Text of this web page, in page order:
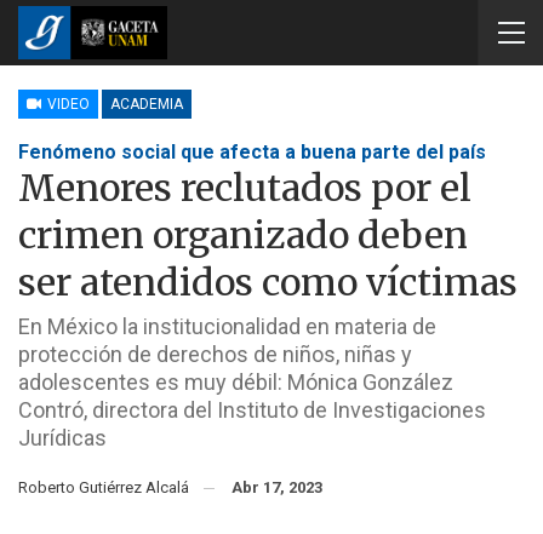
VIDEO ACADEMIA
Fenómeno social que afecta a buena parte del país
Menores reclutados por el
crimen organizado deben
ser atendidos como víctimas
En México la institucionalidad en materia de
protección de derechos de niños, niñas y
adolescentes es muy débil: Mónica González
Contró, directora del Instituto de Investigaciones
Jurídicas
Roberto Gutiérrez Alcalá Abr 17, 2023